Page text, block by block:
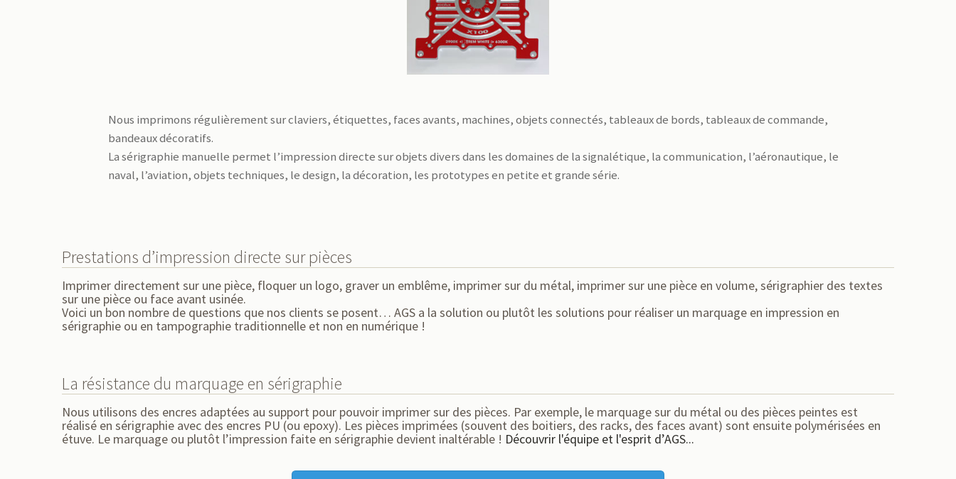
Nous imprimons régulièrement sur claviers, étiquettes, faces avants, machines, objets connectés, tableaux de bords, tableaux de commande,
bandeaux décoratifs.
La sérigraphie manuelle permet l’impression directe sur objets divers dans les domaines de la signalétique, la communication, l’aéronautique, le
naval, l’aviation, objets techniques, le design, la décoration, les prototypes en petite et grande série.
Prestations d’impression directe sur pièces
Imprimer directement sur une pièce, floquer un logo, graver un emblême, imprimer sur du métal, imprimer sur une pièce en volume, sérigraphier des textes
sur une pièce ou face avant usinée.
Voici un bon nombre de questions que nos clients se posent… AGS a la solution ou plutôt les solutions pour réaliser un marquage en impression en
sérigraphie ou en tampographie traditionnelle et non en numérique !
La résistance du marquage en sérigraphie
Nous utilisons des encres adaptées au support pour pouvoir imprimer sur des pièces. Par exemple, le marquage sur du métal ou des pièces peintes est
réalisé en sérigraphie avec des encres PU (ou epoxy). Les pièces imprimées (souvent des boitiers, des racks, des faces avant) sont ensuite polymérisées en
étuve. Le marquage ou plutôt l’impression faite en sérigraphie devient inaltérable ! Découvrir l'équipe et l'esprit d’AGS...